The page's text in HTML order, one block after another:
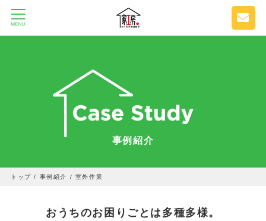
事例紹介
トップ / 事例紹介 / 室外作業
おうちのお困りごとは多種多様。